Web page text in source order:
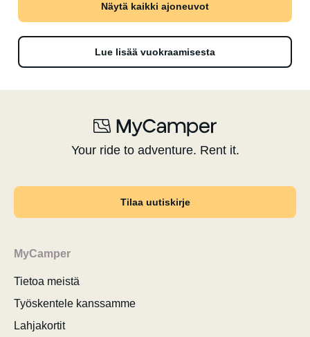
Näytä kaikki ajoneuvot
Lue lisää vuokraamisesta
Your ride to adventure. Rent it.
Tilaa uutiskirje
MyCamper
Tietoa meistä
Työskentele kanssamme
Lahjakortit